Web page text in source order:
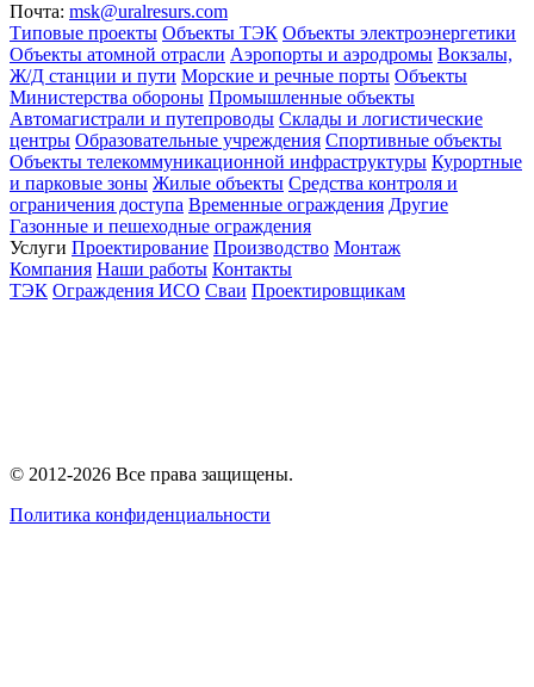
Почта: msk@uralresurs.com
Типовые проекты Объекты ТЭК Объекты электроэнергетики
Объекты атомной отрасли Аэропорты и аэродромы Вокзалы,
Ж/Д станции и пути Морские и речные порты Объекты
Министерства обороны Промышленные объекты
Автомагистрали и путепроводы Склады и логистические
центры Образовательные учреждения Спортивные объекты
Объекты телекоммуникационной инфраструктуры Курортные
и парковые зоны Жилые объекты Средства контроля и
ограничения доступа Временные ограждения Другие
Газонные и пешеходные ограждения
Услуги Проектирование Производство Монтаж
Компания Наши работы Контакты
ТЭК Ограждения ИСО Сваи Проектировщикам
© 2012-2026 Все права защищены.
Политика конфиденциальности